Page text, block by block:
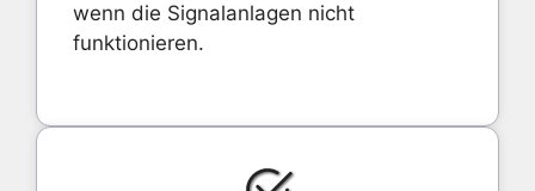
wenn die Signalanlagen nicht
funktionieren.